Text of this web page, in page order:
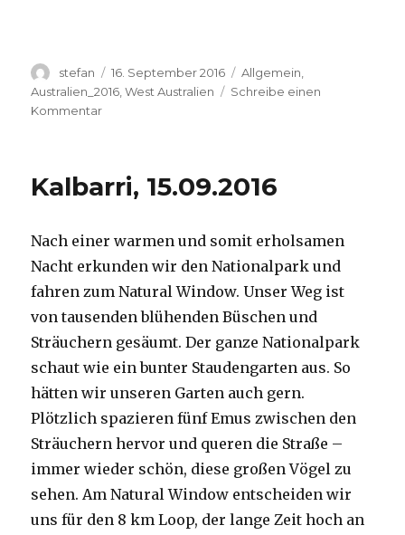
Autor
stefan
Veröffentlicht
am
16. September 2016 Kategorien
Allgemein
Australien_2016 ,West Australien
Schreibe einen
Kommentarzu
Kalbarri, 15.09.2016
Nach einer warmen und somit erholsamen
Nacht erkunden wir den Nationalpark und
fahren zum Natural Window. Unser Weg ist
von tausenden blühenden Büschen und
Sträuchern gesäumt. Der ganze Nationalpark
schaut wie ein bunter Staudengarten aus. So
hätten wir unseren Garten auch gern.
Plötzlich spazieren fünf Emus zwischen den
Sträuchern hervor und queren die Straße –
immer wieder schön, diese großen Vögel zu
sehen. Am Natural Window entscheiden wir
uns für den 8 km Loop, der lange Zeit hoch an